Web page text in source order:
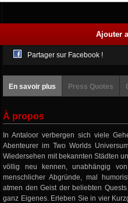
Partager sur Facebook !
En savoir plus Press Quotes
À propos
In Antaloor verbergen sich viele
Abenteurer im Two Worlds
Wiedersehen mit bekannten Städten
völlig neu kennen, unabhängig
menschlicher Abgründe, mal
atmen den Geist der beliebten
ganz Eigenes. Erleben Sie in vier